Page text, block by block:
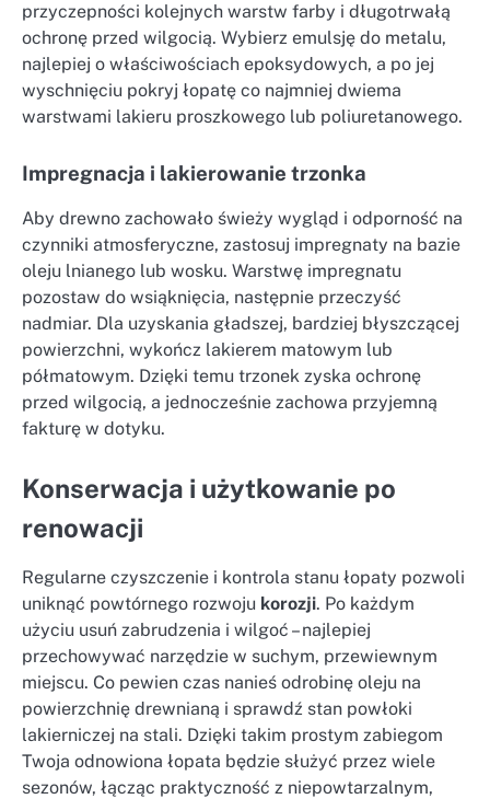
przyczepności kolejnych warstw farby i długotrwałą
ochronę przed wilgocią. Wybierz emulsję do metalu,
najlepiej o właściwościach epoksydowych, a po jej
wyschnięciu pokryj łopatę co najmniej dwiema
warstwami lakieru proszkowego lub poliuretanowego.
Impregnacja i lakierowanie trzonka
Aby drewno zachowało świeży wygląd i odporność na
czynniki atmosferyczne, zastosuj impregnaty na bazie
oleju lnianego lub wosku. Warstwę impregnatu
pozostaw do wsiąknięcia, następnie przeczyść
nadmiar. Dla uzyskania gładszej, bardziej błyszczącej
powierzchni, wykończ lakierem matowym lub
półmatowym. Dzięki temu trzonek zyska ochronę
przed wilgocią, a jednocześnie zachowa przyjemną
fakturę w dotyku.
Konserwacja i użytkowanie po
renowacji
Regularne czyszczenie i kontrola stanu łopaty pozwoli
uniknąć powtórnego rozwoju korozji. Po każdym
użyciu usuń zabrudzenia i wilgoć – najlepiej
przechowywać narzędzie w suchym, przewiewnym
miejscu. Co pewien czas nanieś odrobinę oleju na
powierzchnię drewnianą i sprawdź stan powłoki
lakierniczej na stali. Dzięki takim prostym zabiegom
Twoja odnowiona łopata będzie służyć przez wiele
sezonów, łącząc praktyczność z niepowtarzalnym,